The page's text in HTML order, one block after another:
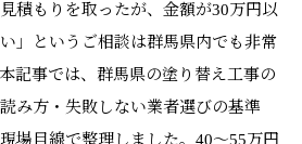
積もりを取ったが、金額が30万円以
」というご相談は群馬県内でも非常
記事では、群馬県の塗り替え工事の
み方・失敗しない業者選びの基準
場目線で整理しました。40〜55万円